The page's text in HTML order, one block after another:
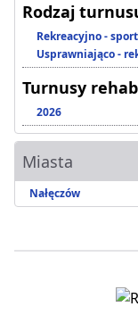
Rodzaj
Rekreacyjno -
Usprawniająco -
Turnusy
2026
Miasta
Nałęczów